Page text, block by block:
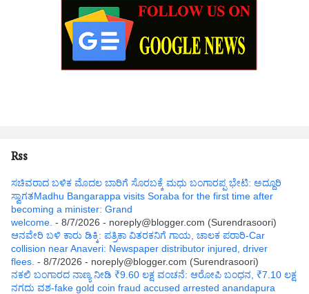
Rss
ಸಚಿವರಾದ ಬಳಿಕ ಮೊದಲ ಬಾರಿಗೆ ಸೊರಬಕ್ಕೆ ಮಧು ಬಂಗಾರಪ್ಪ ಭೇಟಿ: ಅದ್ದೂರಿ
ಸ್ವಾಗತMadhu Bangarappa visits Soraba for the first time after
becoming a minister: Grand
welcome. - 8/7/2026 - noreply@blogger.com (Surendrasoori)
ಆನವೇರಿ ಬಳಿ ಕಾರು ಡಿಕ್ಕಿ: ಪತ್ರಿಕಾ ವಿತರಕನಿಗೆ ಗಾಯ, ಚಾಲಕ ಪರಾರಿ-Car
collision near Anaveri: Newspaper distributor injured, driver
flees. - 8/7/2026 - noreply@blogger.com (Surendrasoori)
ನಕಲಿ ಬಂಗಾರದ ನಾಣ್ಯ ನೀಡಿ ₹9.60 ಲಕ್ಷ ವಂಚನೆ: ಆರೋಪಿ ಬಂಧನ, ₹7.10 ಲಕ್ಷ
ನಗದು ವಶ-fake gold coin fraud accused arrested anandapura